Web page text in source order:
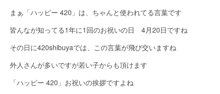
まぁ「ハッピー 420」は、ちゃんと使われてる言葉です
皆んなが知ってる1年に1回のお祝いの日 4月20日ですね
その日に420shibuyaでは、この言葉が飛び交いますね
外人さんが多いですが若い子からも頂けます
「ハッピー 420」お祝いの挨拶ですよね